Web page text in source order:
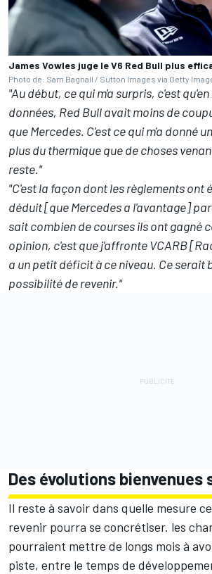
James Vowles juge le V6 Red Bull plus
Photo de: Sam Bagnall / Sutton Images via Getty
"Au début, ce qui m'a surpris, c'est
données, Red Bull avait moins de
que Mercedes. C'est ce qui m'a donné
plus du thermique que de choses
reste."
"C'est la façon dont les règlements ont
déduit [que Mercedes a l'avantage]
sait combien de courses ils ont gagné
opinion, c'est que j'affronte VCARB
a un petit déficit à ce niveau. Ce serait
possibilité de revenir."
Des évolutions bienvenues
Il reste à savoir dans quelle mesure
revenir pourra se concrétiser. les
pourraient mettre de longs mois à
piste, entre le temps de